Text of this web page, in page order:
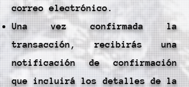
correo electrónico.
Una vez confirmada la
transacción, recibirás una
notificación de confirmación
que incluirá los detalles de la